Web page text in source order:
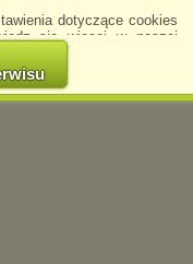
dotyczące cookies
się więcej w naszej
przeglądarki może
Chomikuj.pl.